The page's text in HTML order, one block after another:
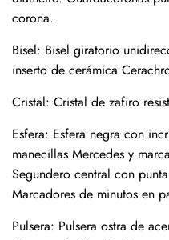
corona.
Bisel: Bisel giratorio
inserto de cerámica
Cristal: Cristal de zafiro
Esfera: Esfera negra con
manecillas Mercedes y
Segundero central con
Marcadores de minutos en
Pulsera: Pulsera ostra de